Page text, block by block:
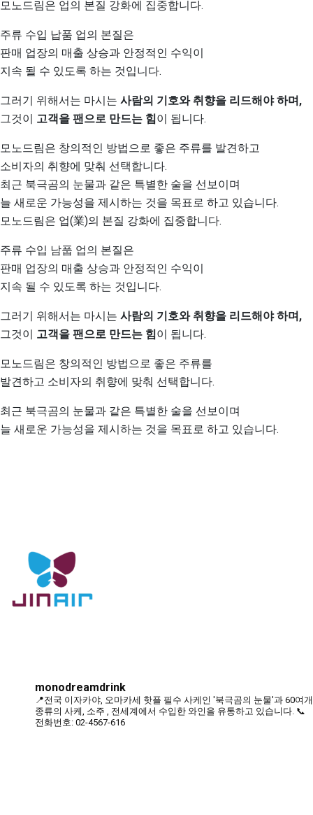
모노드림은 업의 본질 강화에 집중합니다.
주류 수입 납품 업의 본질은
판매 업장의 매출 상승과 안정적인 수익이
지속 될 수 있도록 하는 것입니다.
그러기 위해서는 마시는 사람의 기호와 취향을 리드해야 하며,
그것이 고객을 팬으로 만드는 힘이 됩니다.
모노드림은 창의적인 방법으로 좋은 주류를 발견하고
소비자의 취향에 맞춰 선택합니다.
최근 북극곰의 눈물과 같은 특별한 술을 선보이며
늘 새로운 가능성을 제시하는 것을 목표로 하고 있습니다.
모노드림은 업(業)의 본질 강화에 집중합니다.
주류 수입 남풉 업의 본질은
판매 업장의 매출 상승과 안정적인 수익이
지속 될 수 있도록 하는 것입니다.
그러기 위해서는 마시는 사람의 기호와 취향을 리드해야 하며,
그것이 고객을 팬으로 만드는 힘이 됩니다.
모노드림은 창의적인 방법으로 좋은 주류를
발견하고 소비자의 취향에 맞춰 선택합니다.
최근 북극곰의 눈물과 같은 특별한 술을 선보이며
늘 새로운 가능성을 제시하는 것을 목표로 하고 있습니다.
monodreamdrink
📍전국 이자카야, 오마카세 핫플 필수 사케인 '북극곰의 눈물'과 60여개
종류의 사케, 소주 , 전세계에서 수입한 와인을 유통하고 있습니다. 📞
전화번호: 02-4567-616